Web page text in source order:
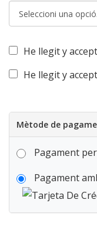
He llegit y
He llegit y
Mètode de
Pagament
Pagament